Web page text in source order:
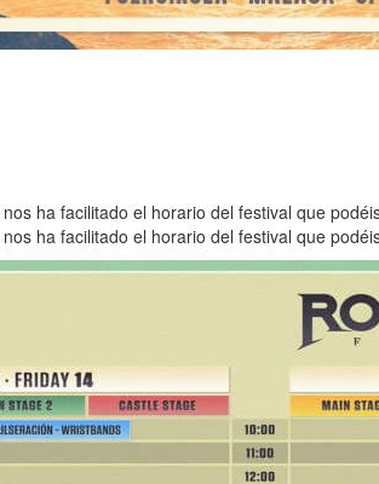
ha facilitado el horario del festival que
ha facilitado el horario del festival que